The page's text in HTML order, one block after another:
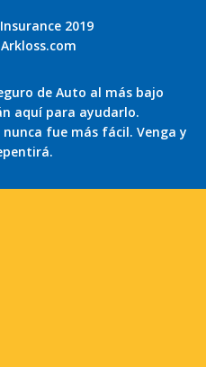
2019
Arkloss.com
de Auto al más bajo
aquí para ayudarlo.
fue más fácil. Venga y